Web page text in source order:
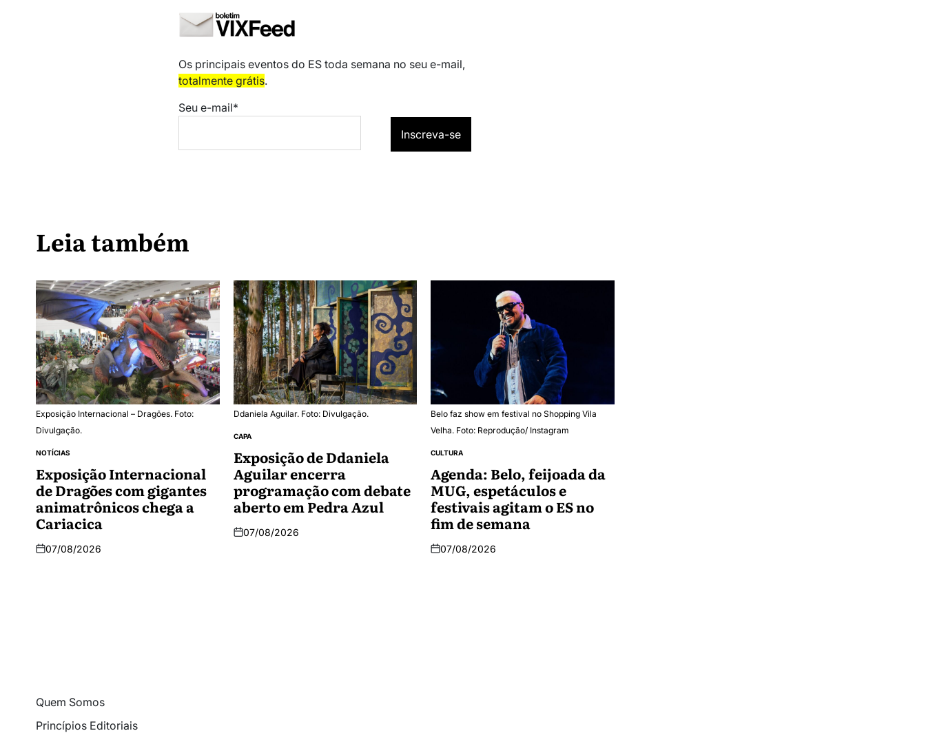
Os principais eventos do ES toda semana no seu e-mail,
totalmente grátis.
Seu e-mail*
Leia também
Exposição Internacional – Dragões. Foto:
Divulgação.
NOTÍCIAS
Exposição Internacional
de Dragões com gigantes
animatrônicos chega a
Cariacica
07/08/2026
Ddaniela Aguilar. Foto: Divulgação.
CAPA
Exposição de Ddaniela
Aguilar encerra
programação com debate
aberto em Pedra Azul
07/08/2026
Belo faz show em festival no Shopping Vila
Velha. Foto: Reprodução/ Instagram
CULTURA
Agenda: Belo, feijoada da
MUG, espetáculos e
festivais agitam o ES no
fim de semana
07/08/2026
Quem Somos
Princípios Editoriais